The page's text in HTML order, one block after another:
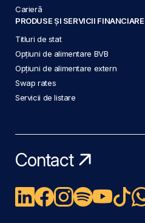
Carieră
PRODUSE ȘI SERVICII FINANCIARE
Titluri de stat
Opțiuni de alimentare BVB
Opțiuni de alimentare extern
Swap rates
Servicii de listare
Contact